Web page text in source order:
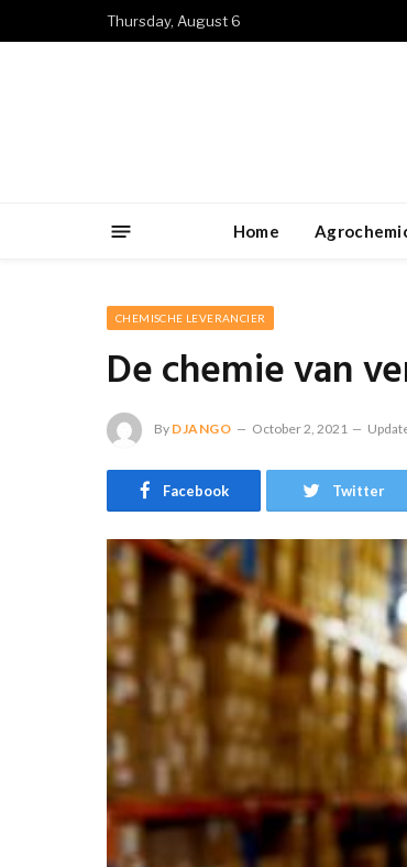
Thursday, August 6
Home
CHEMISCHE LEVERANCIER
De chemie van
By DJANGO October 2, 2021
Facebook Twitter